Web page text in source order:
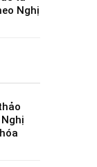
Nghị